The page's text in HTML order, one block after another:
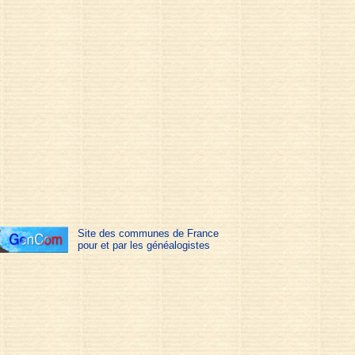
Site des communes de France
pour et par les généalogistes